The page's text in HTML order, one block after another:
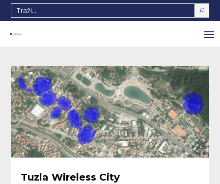
Tuzla Wireless City